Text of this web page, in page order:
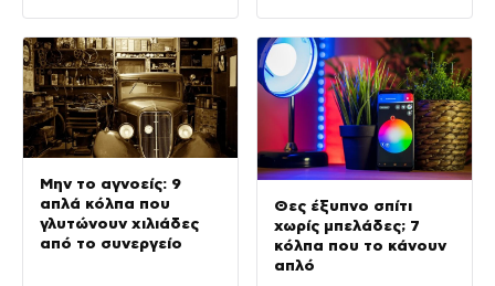
Μην το αγνοείς: 9
απλά κόλπα που
γλυτώνουν χιλιάδες
από το συνεργείο
Θες έξυπνο σπίτι
χωρίς μπελάδες; 7
κόλπα που το κάνουν
απλό